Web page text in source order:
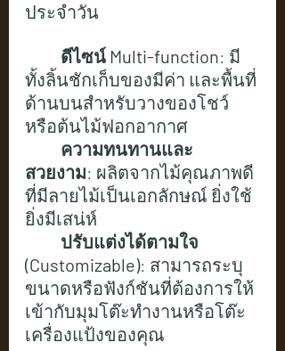
ประจำวัน
	ดีไซน์ Multi-function
: มี
ทั้งลิ้นชักเก็บของมีค่า และพื้นที่
ด้านบนสำหรับวางของโชว์
หรือต้นไม้ฟอกอากาศ
สวยงาม: ผลิตจากไม้คุณภาพดี
ที่มีลายไม้เป็นเอกลักษณ์ ยิ่งใช้
ยิ่งมีเสน่ห์
(Customizable): สามารถระบุ
ขนาดหรือฟังก์ชันที่ต้องการให้
เข้ากับมุมโต๊ะทำงานหรือโต๊ะ
เครื่องแป้งของคุณ